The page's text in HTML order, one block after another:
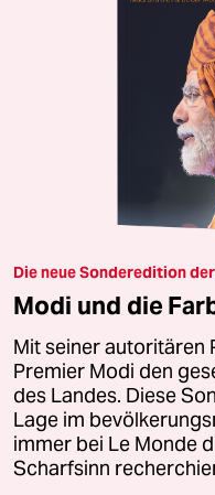
Die neue Sonderedition
Modi und die
Mit seiner autoritären
Premier Modi den
des Landes. Diese
Lage im
immer bei Le Monde
Scharfsinn